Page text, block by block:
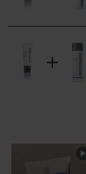
HOPPA ÖVER